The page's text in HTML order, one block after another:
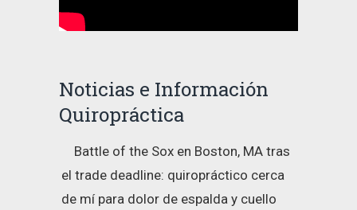
Noticias e Información
Quiropráctica
Battle of the Sox en Boston, MA tras
el trade deadline: quiropráctico cerca
de mí para dolor de espalda y cuello